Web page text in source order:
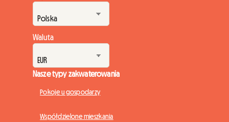
Waluta
Nasze typy zakwaterowania
Pokoje u gospodarzy
Współdzielone mieszkania